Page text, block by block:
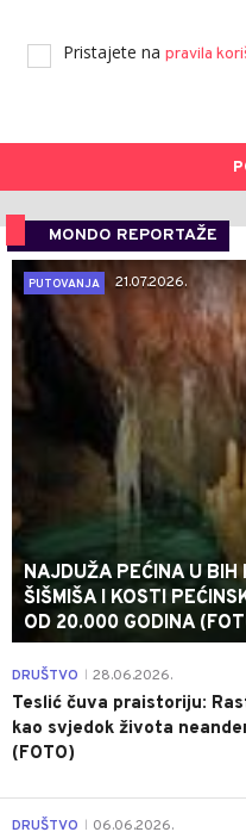
Pristajete na pravila
MONDO REPORTAŽE
PUTOVANJA
21.07.2026.
NAJDUŽA PEĆINA U
ŠIŠMIŠA I KOSTI
OD 20.000 GODINA
DRUŠTVO 28.06.2026.
Teslić čuva praistoriju:
kao svjedok života
(FOTO)
DRUŠTVO 06.06.2026.